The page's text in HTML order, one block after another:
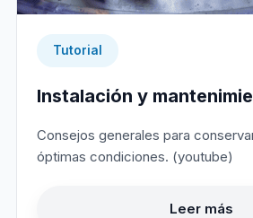
Tutorial
Instalación y
Consejos generales para
óptimas condiciones. (youtube)
Leer más